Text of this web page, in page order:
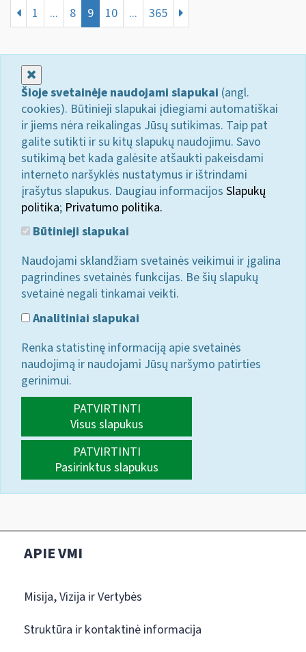
1 ... 8 9 10 ... 365
Šioje svetainėje naudojami slapukai (angl.
cookies). Būtinieji slapukai įdiegiami automatiškai
ir jiems nėra reikalingas Jūsų sutikimas. Taip pat
galite sutikti ir su kitų slapukų naudojimu. Savo
sutikimą bet kada galėsite atšaukti pakeisdami
interneto naršyklės nustatymus ir ištrindami
įrašytus slapukus. Daugiau informacijos Slapukų
politika; Privatumo politika.
Būtinieji slapukai
Naudojami sklandžiam svetainės veikimui ir įgalina
pagrindines svetainės funkcijas. Be šių slapukų
svetainė negali tinkamai veikti.
Analitiniai slapukai
Renka statistinę informaciją apie svetainės
naudojimą ir naudojami Jūsų naršymo patirties
gerinimui.
PATVIRTINTI
Visus slapukus
PATVIRTINTI
Pasirinktus slapukus
APIE VMI
Misija, Vizija ir Vertybės
Struktūra ir kontaktinė informacija